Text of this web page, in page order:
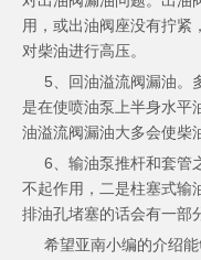
用，或出油阀座没有拧紧
对柴油进行高压。
5、回油溢流阀漏油。
是在使喷油泵上半身水平
油溢流阀漏油大多会使柴
6、输油泵推杆和套管
不起作用，二是柱塞式输
排油孔堵塞的话会有一部
希望亚南小编的介绍能